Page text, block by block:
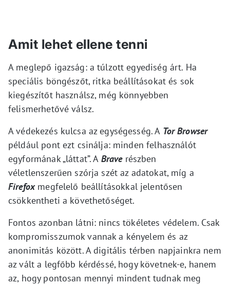
Amit lehet ellene tenni
A meglepő igazság: a túlzott egyediség árt. Ha
speciális böngészőt, ritka beállításokat és sok
kiegészítőt használsz, még könnyebben
felismerhetővé válsz.
A védekezés kulcsa az egységesség. A Tor Browser
például pont ezt csinálja: minden felhasználót
egyformának „láttat”. A Braverészben
véletlenszerűen szórja szét az adatokat, míg a
Firefoxmegfelelő beállításokkal jelentősen
csökkentheti a követhetőséget.
Fontos azonban látni: nincs tökéletes védelem. Csak
kompromisszumok vannak a kényelem és az
anonimitás között. A digitális térben napjainkra nem
az vált a legfőbb kérdéssé, hogy követnek-e, hanem
az, hogy pontosan mennyi mindent tudnak meg